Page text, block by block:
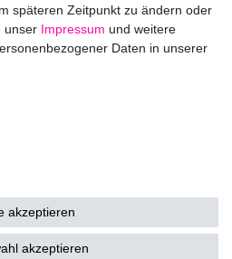
info@myslipstop.de
Kontakt
| Alle Rechte vorbehalten.
späteren Zeitpunkt zu ändern oder
unser Impressum und weitere
Daten in unserer
akzeptieren
akzeptieren